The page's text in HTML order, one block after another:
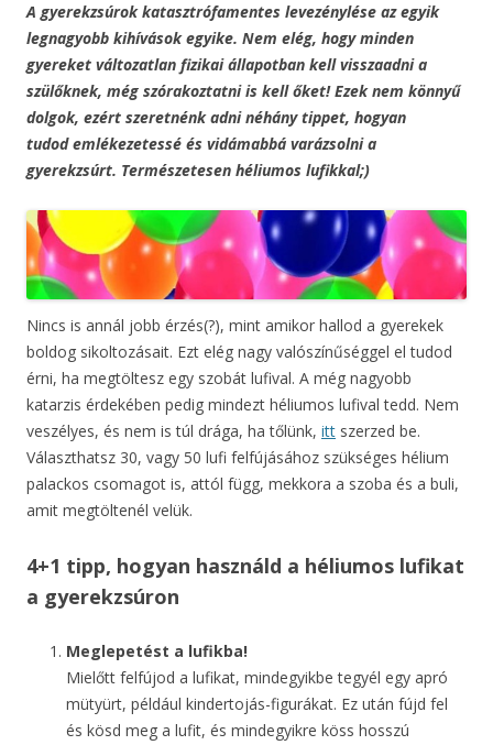
A gyerekzsúrok katasztrófamentes levezénylése az egyik
legnagyobb kihívások egyike. Nem elég, hogy minden
gyereket változatlan fizikai állapotban kell visszaadni a
szülőknek, még szórakoztatni is kell őket! Ezek nem könnyű
dolgok, ezért szeretnénk adni néhány tippet, hogyan
tudod emlékezetessé és vidámabbá varázsolni a
gyerekzsúrt. Természetesen héliumos lufikkal;)
Nincs is annál jobb érzés(?), mint amikor hallod a gyerekek
boldog sikoltozásait. Ezt elég nagy valószínűséggel el tudod
érni, ha megtöltesz egy szobát lufival. A még nagyobb
katarzis érdekében pedig mindezt héliumos lufival tedd. Nem
veszélyes, és nem is túl drága, ha tőlünk, itt szerzed be.
Választhatsz 30, vagy 50 lufi felfújásához szükséges hélium
palackos csomagot is, attól függ, mekkora a szoba és a buli,
amit megtöltenél velük.
4+1 tipp, hogyan használd a héliumos lufikat
a gyerekzsúron
Meglepetést a lufikba!
Mielőtt felfújod a lufikat, mindegyikbe tegyél egy apró
mütyürt, például kindertojás-figurákat. Ez után fújd fel
és kösd meg a lufit, és mindegyikre köss hosszú